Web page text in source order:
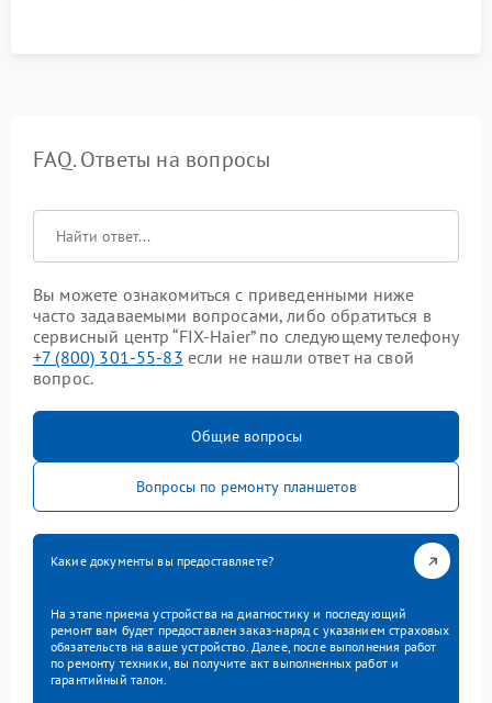
FAQ. Ответы на вопросы
Вы можете ознакомиться с приведенными ниже
часто задаваемыми вопросами, либо обратиться в
сервисный центр “FIX-Haier” по следующему телефону
+7 (800) 301-55-83 если не нашли ответ на свой
вопрос.
Общие вопросы
Вопросы по ремонту планшетов
Какие документы вы предоставляете?
На этапе приема устройства на диагностику и последующий
ремонт вам будет предоставлен заказ-наряд с указанием страховых
обязательств на ваше устройство. Далее, после выполнения работ
по ремонту техники, вы получите акт выполненных работ и
гарантийный талон.